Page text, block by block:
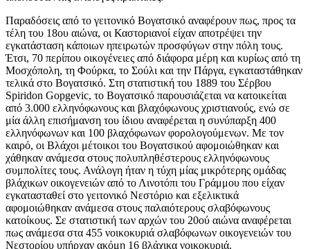
Παραδόσεις από το γειτονικό Βογατσικό αναφέρουν πως, προς τα
τέλη του 18ου αιώνα, οι Καστοριανοί είχαν αποτρέψει την
εγκατάσταση κάποιων ηπειρωτών προσφύγων στην πόλη τους.
Έτσι, 70 περίπου οικογένειες από διάφορα μέρη και κυρίως από τη
Μοσχόπολη, τη Φούρκα, το Σούλι και την Πάργα, εγκαταστάθηκαν
τελικά στο Βογατσικό. Στη στατιστική του 1889 του Σέρβου
Spiridon Gopgevic, το Βογατσικό παρουσιάζεται να κατοικείται
από 3.000 ελληνόφωνους και βλαχόφωνους χριστιανούς, ενώ σε
μία άλλη επισήμανση του ίδιου αναφέρεται η συνύπαρξη 400
ελληνόφωνων και 100 βλαχόφωνων φορολογούμενων. Με τον
καιρό, οι Βλάχοι μέτοικοι του Βογατσικού αφομοιώθηκαν και
χάθηκαν ανάμεσα στους πολυπληθέστερους ελληνόφωνους
συμπολίτες τους. Ανάλογη ήταν η τύχη μίας μικρότερης ομάδας
βλάχικων οικογενειών από το Λινοτόπι του Γράμμου που είχαν
εγκατασταθεί στο γειτονικό Νεστόριο και εξελικτικά
αφομοιώθηκαν ανάμεσα στους παλαιότερους σλαβόφωνους
κατοίκους. Σε στατιστική των αρχών του 20ού αιώνα αναφέρεται
πως ανάμεσα στα 455 νοικοκυριά σλαβόφωνων οικογενειών του
Νεστορίου υπήρχαν ακόμη 16 βλάχικα νοικοκυριά.